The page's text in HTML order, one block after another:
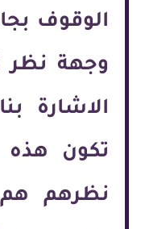
الوقوف
وجهة نظر
الاشارة
تكون
نظرهم هم